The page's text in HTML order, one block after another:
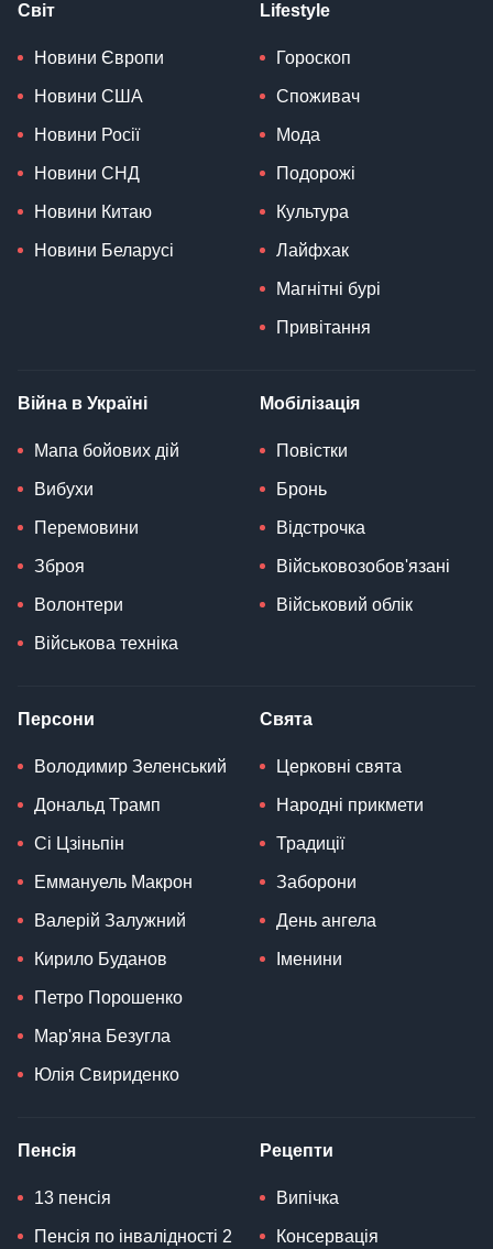
Світ
Новини Європи
Новини США
Новини Росії
Новини СНД
Новини Китаю
Новини Беларусі
Lifestyle
Гороскоп
Споживач
Мода
Подорожі
Культура
Лайфхак
Магнітні бурі
Привітання
Війна в Україні
Мапа бойових дій
Вибухи
Перемовини
Зброя
Волонтери
Військова техніка
Мобілізація
Повістки
Бронь
Відстрочка
Військовозобов'язані
Військовий облік
Персони
Володимир Зеленський
Дональд Трамп
Сі Цзіньпін
Еммануель Макрон
Валерій Залужний
Кирило Буданов
Петро Порошенко
Мар'яна Безугла
Юлія Свириденко
Свята
Церковні свята
Народні прикмети
Традиції
Заборони
День ангела
Іменини
Пенсія
13 пенсія
Пенсія по інвалідності 2
Рецепти
Випічка
Консервація